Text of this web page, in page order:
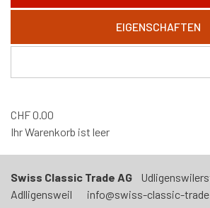
EIGENSCHAFTEN
CHF0.00
Ihr Warenkorb ist leer
Swiss Classic Trade AG
Adlligensweil info@swiss-classic-